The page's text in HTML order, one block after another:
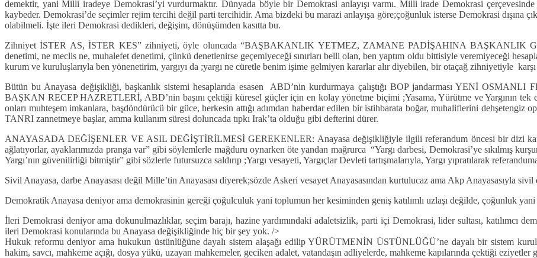
demektir, yani Milli iradeye Demokrasi’yi vurdurmaktır. Dünyada böyle bir Demokrasi anlayışı varmı. Milli irade Demokrasi
kaybeder. Demokrasi’de seçimler rejim tercihi değil parti tercihidir. Ama bizdeki bu marazi anlayışa göre;çoğunluk isterse Demokrasi dışına
olabilmeli. İşte ileri Demokrasi dedikleri, değişim, dönüşümden kasıtta bu.
Zihniyet İSTER AS, İSTER KES” zihniyeti, öyle oluncada “BAŞBAKANLIK YETMEZ, ZAMANE PADİŞAHINA BAŞKANLIK
denetimi, ne meclis ne, muhalefet denetimi, çünkü denetlenirse geçemiyeceği sınırları belli olan, ben yaptım oldu bittisiyle veremiyeceği
kurum ve kuruluşlarıyla ben yönenetirim, yargıyı da ;yargı ne cüretle benim işime gelmiyen kararlar alır diyebilen, bir otaçağ zihniyetiyle karşı
Bütün bu Anayasa değişikliği, başkanlık sistemi hesaplarıda esasen ABD’nin kurdurmaya çalıştığı BOP jandarması YENİ
BAŞKAN RECEP HAZRETLERİ, ABD’nin başını çektiği küresel güçler için en kolay yönetme biçimi ;Yasama, Yürütme ve Yargının tek
onları muhteşem imkanlara, başdöndürücü bir güce, herkesin attığı adımdan haberdar edilen bir istihbarata boğar, muhaliflerini
TANRI zannetmeye başlar, amma kullanım süresi doluncada tıpkı Irak’ta olduğu gibi defterini dürer.
ANAYASADA DEĞİŞENLER VE ASIL DEĞİŞTİRİLMESİ GEREKENLER: Anayasa değişikliğiyle ilgili referandum öncesi bir dizi
ağlatıyorlar, ayaklarımızda pranga var” gibi söylemlerle mağduru oynarken öte yandan mağrurca “Yargı darbesi, Demokrasi’ye sıkılmış
Yargı’nın güvenilirliği bitmiştir” gibi sözlerle futursuzca saldırıp ;Yargı vesayeti, Yargıçlar Devleti tartışmalarıyla, Yargı yıpratılarak
Sivil Anayasa, darbe Anayasası değil Mille’tin Anayasası diyerek;sözde Askeri vesayet Anayasasından kurtulucaz ama Akp Anayasasıyla
Demokratik Anayasa deniyor ama demokrasinin gereği çoğulculuk yani toplumun her kesiminden geniş katılımlı uzlaşı değilde, çoğunluk yani
İleri Demokrasi deniyor ama dokunulmazlıklar, seçim barajı, hazine yardımındaki adaletsizlik, parti içi Demokrasi, lider sultası, katılımcı
ileri Demokrasi konularında bu Anayasa değişikliğinde hiç bir şey yok. />
Hukuk reformu deniyor ama hukukun üstünlüğüne dayalı sistem alaşağı edilip YÜRÜTMENİN ÜSTÜNLÜĞÜ’ne dayalı bir sistem
hakim, savcı, mahkeme açığı, dosya yükü, uzayan mahkemeler, geciken adalet, vatandaşın adliyelerde, mahkeme kapılarında çektiği eziyetler